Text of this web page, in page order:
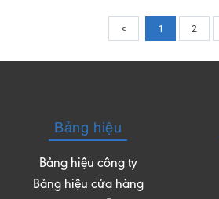
< 1 2
Bảng hiệu
Bảng hiệu công ty
Bảng hiệu cửa hàng